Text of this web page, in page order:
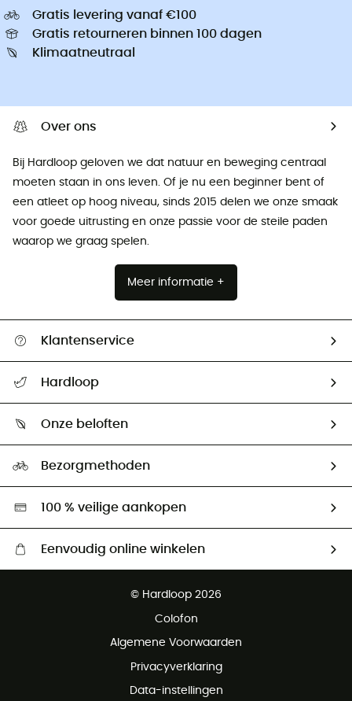
Gratis levering vanaf €100
Gratis retourneren binnen 100 dagen
Klimaatneutraal
Over ons
Bij Hardloop geloven we dat natuur en beweging centraal
moeten staan ​​in ons leven. Of je nu een beginner bent of
een atleet op hoog niveau, sinds 2015 delen we onze smaak
voor goede uitrusting en onze passie voor de steile paden
waarop we graag spelen.
Meer informatie +
Klantenservice
Retourzendingen & Terugbetalingen
Hardloop
Ambassadeurs
Onze beloften
Hardgreen
Bezorgmethoden
100 % veilige aankopen
Eenvoudig online winkelen
Gratis retourneren binnen 100 dagen
© Hardloop 2026
Colofon
Algemene Voorwaarden
Privacyverklaring
Data-instellingen